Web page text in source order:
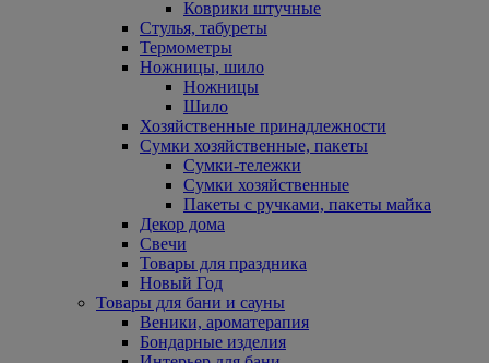
Коврики штучные
Стулья, табуреты
Термометры
Ножницы, шило
Ножницы
Шило
Хозяйственные принадлежности
Сумки хозяйственные, пакеты
Сумки-тележки
Сумки хозяйственные
Пакеты с ручками, пакеты майка
Декор дома
Свечи
Товары для праздника
Новый Год
Товары для бани и сауны
Веники, ароматерапия
Бондарные изделия